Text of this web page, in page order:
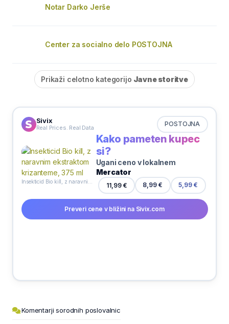
Notar Darko Jerše
Center za socialno delo POSTOJNA
Prikaži celotno kategorijo Javne storitve
Sivix
Real Prices. Real Data POSTOJNA
Kako pameten kupec
si?
Ugani ceno v lokalnem
Mercator
11,99 € 8,99 € 5,99 €
Preveri cene v bližini na Sivix.com
Komentarji sorodnih poslovalnic